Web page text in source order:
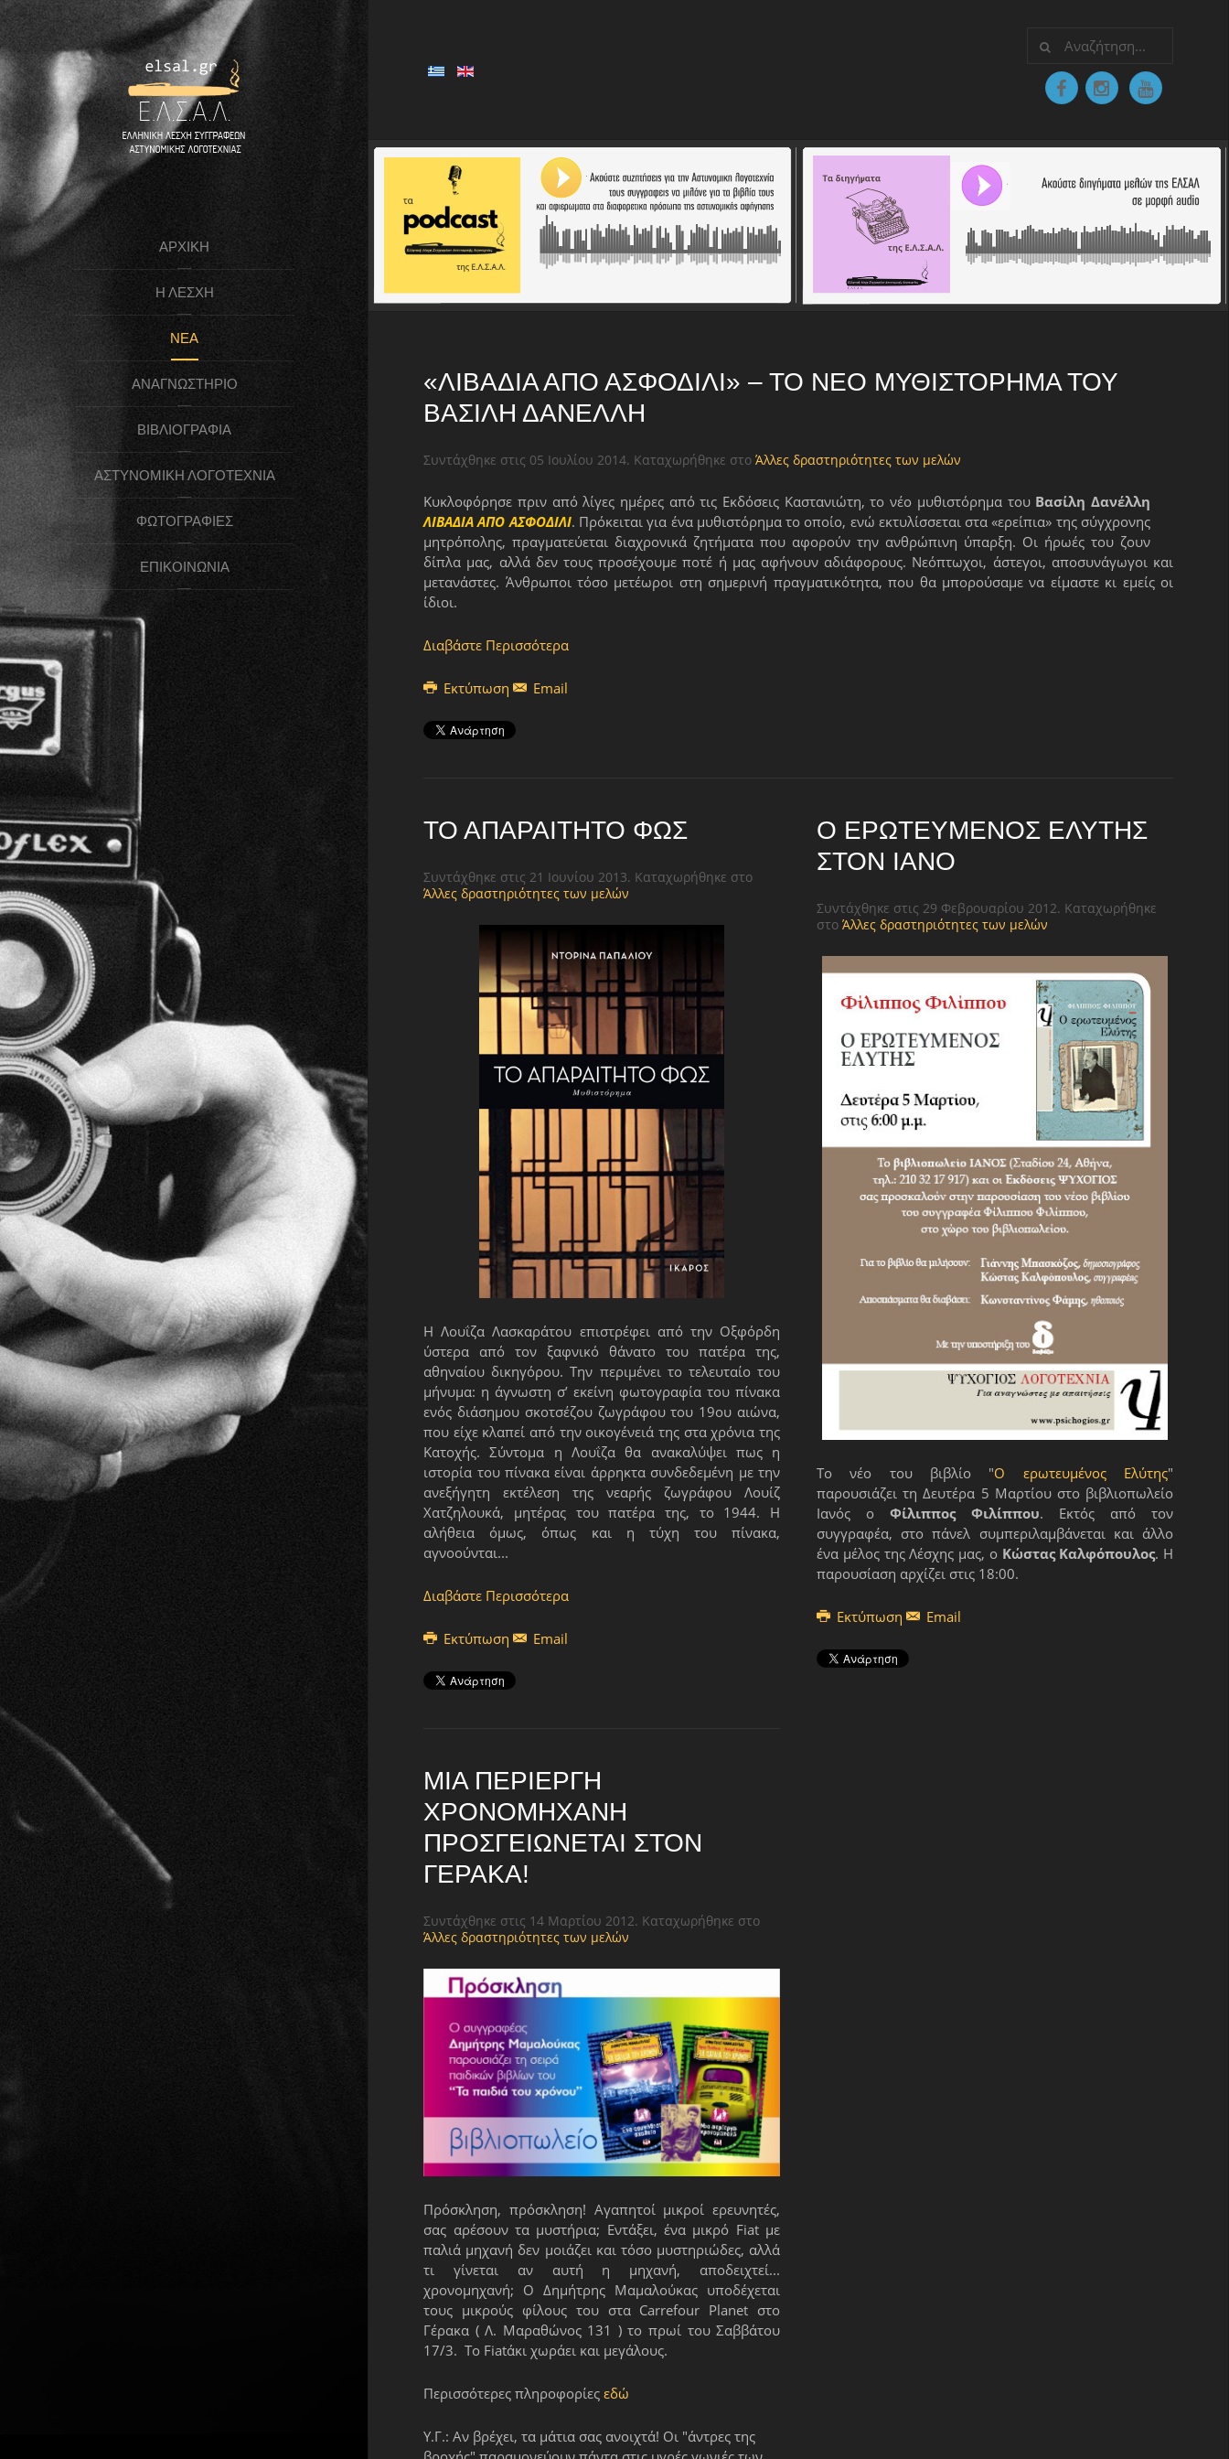
ΑΡΧΙΚΉ
Η ΛΈΣΧΗ
ΝΈΑ
ΑΝΑΓΝΩΣΤΉΡΙΟ
ΒΙΒΛΙΟΓΡΑΦΊΑ
ΑΣΤΥΝΟΜΙΚΉ ΛΟΓΟΤΕΧΝΊΑ
ΦΩΤΟΓΡΑΦΊΕΣ
ΕΠΙΚΟΙΝΩΝΊΑ
«ΛΙΒΆΔΙΑ ΑΠΌ ΑΣΦΟΔΊΛΙ» – ΤΟ ΝΈΟ ΜΥΘΙΣΤΌΡΗΜΑ ΤΟΥ
ΒΑΣΊΛΗ ΔΑΝΈΛΛΗ
Συντάχθηκε στις 05 Ιουλίου 2014. Καταχωρήθηκε στοΆλλες δραστηριότητες των μελών
Κυκλοφόρησε πριν από λίγες ημέρες από τις Εκδόσεις Καστανιώτη, το νέο μυθιστόρημα του Βασίλη Δανέλλη
ΛΙΒΑΔΙΑ ΑΠΟ ΑΣΦΟΔΙΛΙ. Πρόκειται για ένα μυθιστόρημα το οποίο, ενώ εκτυλίσσεται στα «ερείπια» της σύγχρονης
μητρόπολης, πραγματεύεται διαχρονικά ζητήματα που αφορούν την ανθρώπινη ύπαρξη. Οι ήρωές του ζουν
δίπλα μας, αλλά δεν τους προσέχουμε ποτέ ή μας αφήνουν αδιάφορους. Νεόπτωχοι, άστεγοι, αποσυνάγωγοι και
μετανάστες. Άνθρωποι τόσο μετέωροι στη σημερινή πραγματικότητα, που θα μπορούσαμε να είμαστε κι εμείς οι
ίδιοι.
Διαβάστε Περισσότερα
Εκτύπωση Email
ΤΟ ΑΠΑΡΑΊΤΗΤΟ ΦΩΣ
Συντάχθηκε στις 21 Ιουνίου 2013. Καταχωρήθηκε στο
Άλλες δραστηριότητες των μελών
Η Λουΐζα Λασκαράτου επιστρέφει από την Οξφόρδη
ύστερα από τον ξαφνικό θάνατο του πατέρα της,
αθηναίου δικηγόρου. Την περιμένει το τελευταίο του
μήνυμα: η άγνωστη σ’ εκείνη φωτογραφία του πίνακα
ενός διάσημου σκοτσέζου ζωγράφου του 19ου αιώνα,
που είχε κλαπεί από την οικογένειά της στα χρόνια της
Κατοχής. Σύντομα η Λουΐζα θα ανακαλύψει πως η
ιστορία του πίνακα είναι άρρηκτα συνδεδεμένη με την
ανεξήγητη εκτέλεση της νεαρής ζωγράφου Λουίζ
Χατζηλουκά, μητέρας του πατέρα της, το 1944. Η
αλήθεια όμως, όπως και η τύχη του πίνακα,
αγνοούνται...
Διαβάστε Περισσότερα
Εκτύπωση Email
ΜΙΑ ΠΕΡΊΕΡΓΗ
ΧΡΟΝΟΜΗΧΑΝΉ
ΠΡΟΣΓΕΙΏΝΕΤΑΙ ΣΤΟΝ
ΓΈΡΑΚΑ!
Συντάχθηκε στις 14 Μαρτίου 2012. Καταχωρήθηκε στο
Άλλες δραστηριότητες των μελών
Πρόσκληση, πρόσκληση! Αγαπητοί μικροί ερευνητές,
σας αρέσουν τα μυστήρια; Εντάξει, ένα μικρό Fiat με
παλιά μηχανή δεν μοιάζει και τόσο μυστηριώδες, αλλά
τι γίνεται αν αυτή η μηχανή, αποδειχτεί...
χρονομηχανή; Ο Δημήτρης Μαμαλούκας υποδέχεται
τους μικρούς φίλους του στα Carrefour Planet στο
Γέρακα ( Λ. Μαραθώνος 131 ) το πρωί του Σαββάτου
17/3. Το Fiatάκι χωράει και μεγάλους.
Περισσότερες πληροφορίεςεδώ
Υ.Γ.: Αν βρέχει, τα μάτια σας ανοιχτά! Οι "άντρες της
Ο ΕΡΩΤΕΥΜΈΝΟΣ ΕΛΎΤΗΣ
ΣΤΟΝ ΙΑΝΌ
Συντάχθηκε στις 29 Φεβρουαρίου 2012. Καταχωρήθηκε
στοΆλλες δραστηριότητες των μελών
Το νέο του βιβλίο "Ο ερωτευμένος Ελύτης"
παρουσιάζει τη Δευτέρα 5 Μαρτίου στο βιβλιοπωλείο
Ιανός οΦίλιππος Φιλίππου. Εκτός από τον
συγγραφέα, στο πάνελ συμπεριλαμβάνεται και άλλο
ένα μέλος της Λέσχης μας, ο Κώστας Καλφόπουλος. Η
παρουσίαση αρχίζει στις 18:00.
Εκτύπωση Email